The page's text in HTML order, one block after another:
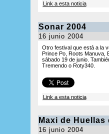
Link a esta noticia
Sonar 2004
16 junio 2004
Otro festival que está a la
Prince Po, Roots Manuva,
sábado 19 de junio.
Tremendo o Roty340.
Link a esta noticia
Maxi de Huellas
16 junio 2004